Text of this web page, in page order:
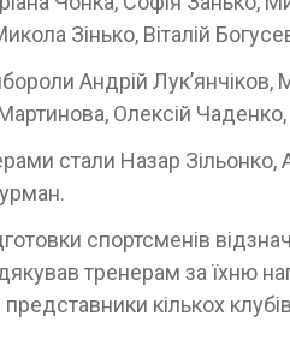
Зінько, Віталій
Андрій
Олексій
стали Назар
спортсменів
тренерам за їхню
кількох